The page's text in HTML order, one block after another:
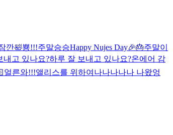
깐🛀뿅!!!주말승승Happy Nujes Day🎉🎂주말이
내고 있나요?하루 잘 보내고 있나요?온에어 감
얼른와!!!앨리스를 위하여 나나나나나 나왔엉